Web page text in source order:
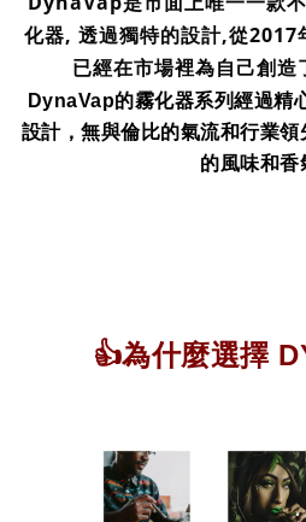
化器, 透過獨特的設計,從2017
已經在市場裡為自己創造
DynaVap的霧化器系列經過精
設計，無與倫比的氣流和行業
的風味和香
👍為什麼選擇